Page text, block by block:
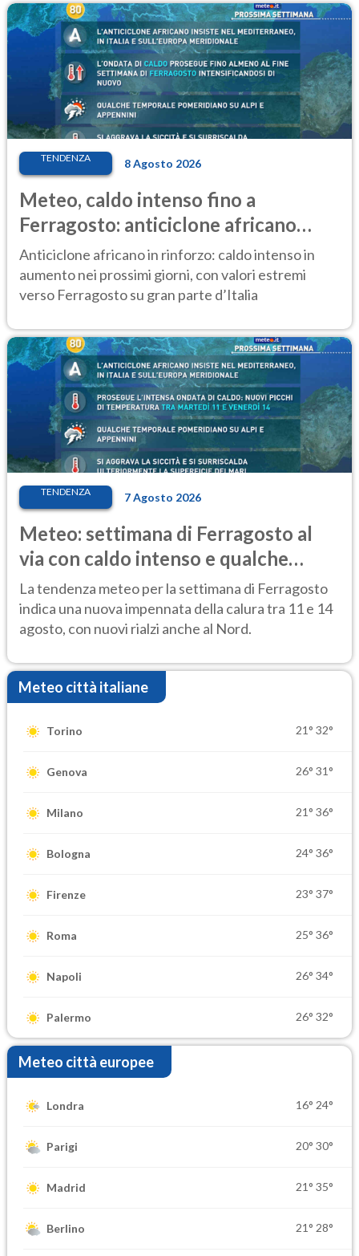
TENDENZA 8 Agosto 2026
Meteo, caldo intenso fino a
Ferragosto: anticiclone africano
ancora protagonista
Anticiclone africano in rinforzo: caldo intenso in
aumento nei prossimi giorni, con valori estremi
verso Ferragosto su gran parte d’Italia
TENDENZA 7 Agosto 2026
Meteo: settimana di Ferragosto al
via con caldo intenso e qualche
temporale
La tendenza meteo per la settimana di Ferragosto
indica una nuova impennata della calura tra 11 e 14
agosto, con nuovi rialzi anche al Nord.
Meteo città italiane
Torino 21° 32°
Genova 26° 31°
Milano 21° 36°
Bologna 24° 36°
Firenze 23° 37°
Roma 25° 36°
Napoli 26° 34°
Palermo 26° 32°
Meteo città europee
Londra 16° 24°
Parigi 20° 30°
Madrid 21° 35°
Berlino 21° 28°